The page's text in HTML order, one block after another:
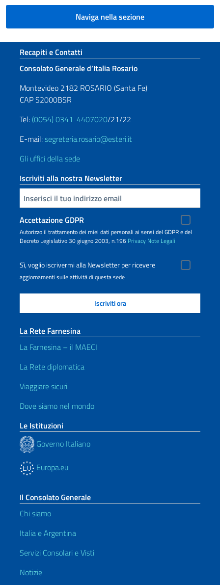
Naviga nella sezione
Sezione footer
Recapiti e Contatti
Consolato Generale d’Italia Rosario
Montevideo 2182 ROSARIO (Santa Fe)
CAP S2000BSR
Tel: (0054) 0341-4407020/21/22
E-mail:segreteria.rosario@esteri.it
Gli uffici della sede
Iscriviti alla nostra Newsletter
Inserisci la tua email
Accettazione GDPR
Autorizzo il trattamento dei miei dati personali ai sensi del GDPR e del
Decreto Legislativo 30 giugno 2003, n.196 Privacy Note Legali
Sì, voglio iscrivermi alla Newsletter per ricevere
aggiornamenti sulle attività di questa sede
La Rete Farnesina
La Farnesina – il MAECI
La Rete diplomatica
Viaggiare sicuri
Dove siamo nel mondo
Le Istituzioni
Governo Italiano
Europa.eu
Il Consolato Generale
Chi siamo
Italia e Argentina
Servizi Consolari e Visti
Notizie